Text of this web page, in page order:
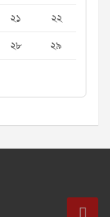
২১
২২
২৮
২৯